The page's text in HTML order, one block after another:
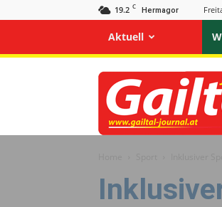
19.2 C Hermagor
Aktuell
Gailtal
Journal